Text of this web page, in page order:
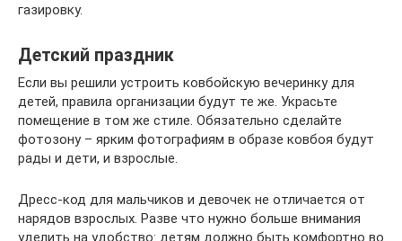
газировку.
Детский праздник
Если вы решили устроить ковбойскую вечеринку для
детей, правила организации будут те же. Украсьте
помещение в том же стиле. Обязательно сделайте
фотозону – ярким фотографиям в образе ковбоя будут
рады и дети, и взрослые.
Дресс-код для мальчиков и девочек не отличается от
нарядов взрослых. Разве что нужно больше внимания
уделить на удобство: детям должно быть комфортно во